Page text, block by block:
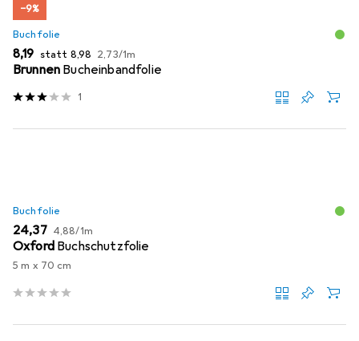
−9%
Buchfolie
EUR
8,19 statt EUR
8,98 EUR
2,73/1m
Brunnen Bucheinbandfolie
1
Buchfolie
EUR
24,37 EUR
4,88/1m
Oxford Buchschutzfolie
5 m x 70 cm